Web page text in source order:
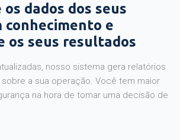
dados dos seus
conhecimento e
os seus resultados
nosso sistema gera relatórios
a sua operação. Você tem maior
na hora de tomar uma decisão de